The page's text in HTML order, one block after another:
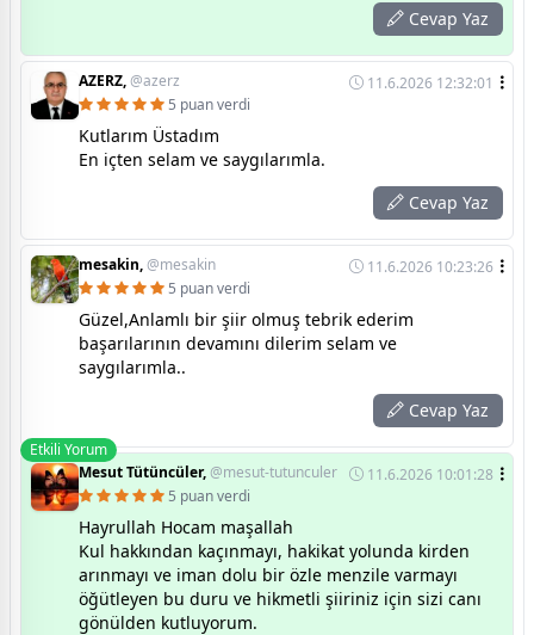
Cevap Yaz
AZERZ,@azerz
11.6.2026 12:32:01
5 puan verdi
Kutlarım Üstadım
En içten selam ve saygılarımla.
Cevap Yaz
mesakin,@mesakin
11.6.2026 10:23:26
5 puan verdi
Güzel,Anlamlı bir şiir olmuş tebrik ederim
başarılarının devamını dilerim selam ve
saygılarımla..
Cevap Yaz
Etkili Yorum
Mesut Tütüncüler,@mesut-tutunculer
11.6.2026 10:01:28
5 puan verdi
Hayrullah Hocam maşallah
Kul hakkından kaçınmayı, hakikat yolunda kirden
arınmayı ve iman dolu bir özle menzile varmayı
öğütleyen bu duru ve hikmetli şiiriniz için sizi canı
gönülden kutluyorum.